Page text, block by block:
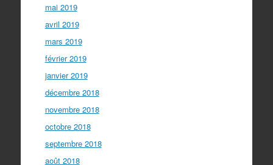
mai 2019
avril 2019
mars 2019
février 2019
janvier 2019
décembre 2018
novembre 2018
octobre 2018
septembre 2018
août 2018